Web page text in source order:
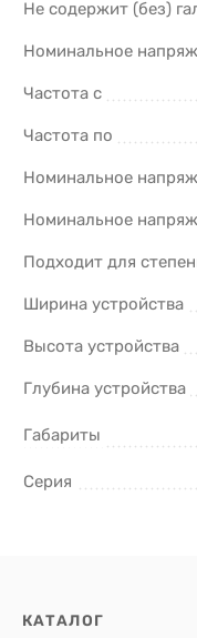
Не содержит (без)
Номинальное
Частота с
Частота по
Номинальное
Номинальное
Подходит для
Ширина устройства
Высота устройства
Глубина устройства
Габариты
Серия
КАТАЛОГ